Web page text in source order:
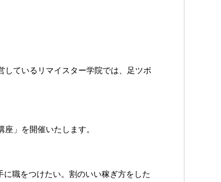
ているリマイスター学院では、足ツボ
」を開催いたします。
職をつけたい。割のいい稼ぎ方をした